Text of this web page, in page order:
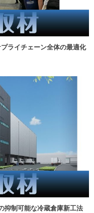
ライチェーン全体の最適化
抑制可能な冷蔵倉庫新工法